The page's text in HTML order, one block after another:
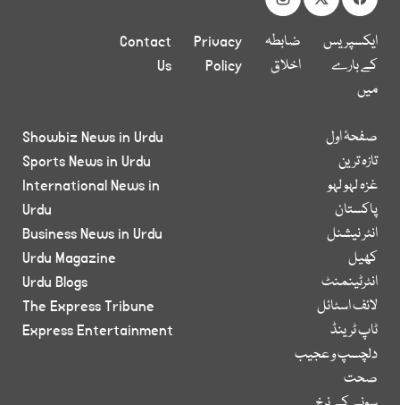
ایکسپریس
کے بارے
میں
ضابطہ
اخلاق
Privacy
Policy
Contact
Us
صفحۂ اول
تازہ ترین
غزہ لہو لہو
پاکستان
انٹر نیشنل
کھیل
انٹرٹینمنٹ
لائف اسٹائل
ٹاپ ٹرینڈ
دلچسپ و عجیب
صحت
Showbiz News in Urdu
Sports News in Urdu
International News in
Urdu
Business News in Urdu
Urdu Magazine
Urdu Blogs
The Express Tribune
Express Entertainment